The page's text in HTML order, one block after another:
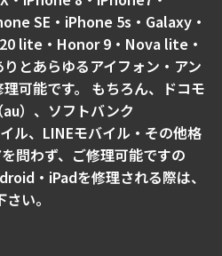
SE・iPhone 5s・Galaxy・
lite・Honor 9・Nova lite・
とあらゆるアイフォン・アン
可能です。 もちろん、ドコモ
）、ソフトバンク
ル、LINEモバイル・その他格
問わず、ご修理可能ですの
・iPadを修理される際は、
さい。